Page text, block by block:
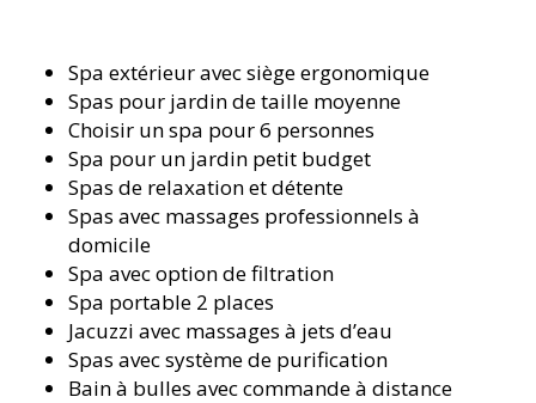
Spa extérieur avec siège ergonomique
Spas pour jardin de taille moyenne
Choisir un spa pour 6 personnes
Spa pour un jardin petit budget
Spas de relaxation et détente
Spas avec massages professionnels à
domicile
Spa avec option de filtration
Spa portable 2 places
Jacuzzi avec massages à jets d’eau
Spas avec système de purification
Bain à bulles avec commande à distance